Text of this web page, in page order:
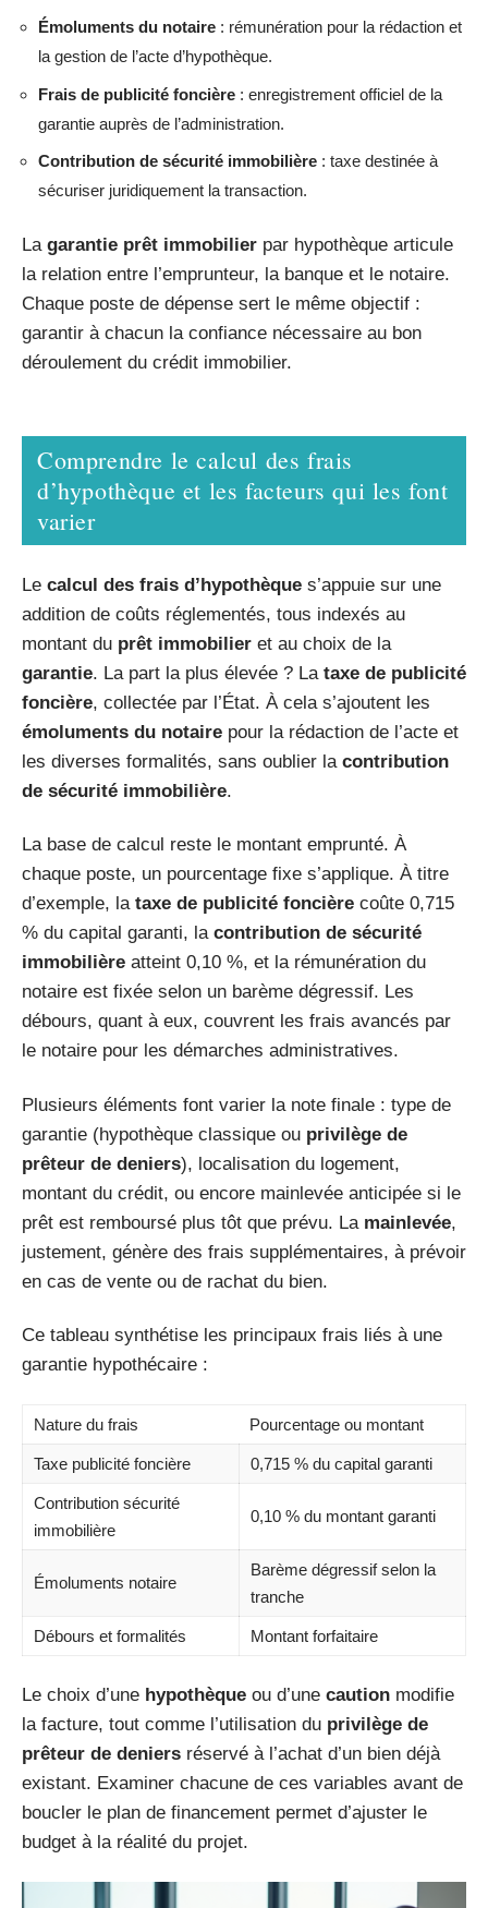
Émoluments du notaire : rémunération pour la rédaction et
la gestion de l’acte d’hypothèque.
Frais de publicité foncière : enregistrement officiel de la
garantie auprès de l’administration.
Contribution de sécurité immobilière : taxe destinée à
sécuriser juridiquement la transaction.
La garantie prêt immobilier par hypothèque articule
la relation entre l’emprunteur, la banque et le notaire.
Chaque poste de dépense sert le même objectif :
garantir à chacun la confiance nécessaire au bon
déroulement du crédit immobilier.
Comprendre le calcul des frais
d’hypothèque et les facteurs qui les font
varier
Le calcul des frais d’hypothèque s’appuie sur une
addition de coûts réglementés, tous indexés au
montant du prêt immobilier et au choix de la
garantie. La part la plus élevée ? La taxe de publicité
foncière, collectée par l’État. À cela s’ajoutent les
émoluments du notaire pour la rédaction de l’acte et
les diverses formalités, sans oublier la contribution
de sécurité immobilière.
La base de calcul reste le montant emprunté. À
chaque poste, un pourcentage fixe s’applique. À titre
d’exemple, la taxe de publicité foncière coûte 0,715
% du capital garanti, la contribution de sécurité
immobilière atteint 0,10 %, et la rémunération du
notaire est fixée selon un barème dégressif. Les
débours, quant à eux, couvrent les frais avancés par
le notaire pour les démarches administratives.
Plusieurs éléments font varier la note finale : type de
garantie (hypothèque classique ou privilège de
prêteur de deniers), localisation du logement,
montant du crédit, ou encore mainlevée anticipée si le
prêt est remboursé plus tôt que prévu. La mainlevée,
justement, génère des frais supplémentaires, à prévoir
en cas de vente ou de rachat du bien.
Ce tableau synthétise les principaux frais liés à une
garantie hypothécaire :
Nature du frais Pourcentage ou montant
Taxe publicité foncière 0,715 % du capital garanti
Contribution sécurité
immobilière
0,10 % du montant garanti
Émoluments notaire
Barème dégressif selon la
tranche
Débours et formalités Montant forfaitaire
Le choix d’une hypothèque ou d’une caution modifie
la facture, tout comme l’utilisation du privilège de
prêteur de deniers réservé à l’achat d’un bien déjà
existant. Examiner chacune de ces variables avant de
boucler le plan de financement permet d’ajuster le
budget à la réalité du projet.